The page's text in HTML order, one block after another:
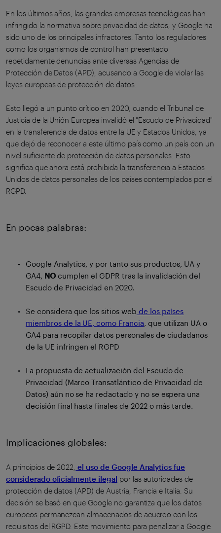
En los últimos años, las grandes empresas tecnológicas han
infringido la normativa sobre privacidad de datos, y Google ha
sido uno de los principales infractores. Tanto los reguladores
como los organismos de control han presentado
repetidamente denuncias ante diversas Agencias de
Protección de Datos (APD), acusando a Google de violar las
leyes europeas de protección de datos.
Esto llegó a un punto crítico en 2020, cuando el Tribunal de
Justicia de la Unión Europea invalidó el "Escudo de Privacidad"
en la transferencia de datos entre la UE y Estados Unidos, ya
que dejó de reconocer a este último país como un país con un
nivel suficiente de protección de datos personales. Esto
significa que ahora está prohibida la transferencia a Estados
Unidos de datos personales de los países contemplados por el
RGPD.
En pocas palabras:
Google Analytics, y por tanto sus productos, UA y
GA4, NO cumplen el GDPR tras la invalidación del
Escudo de Privacidad en 2020.
Se considera que los sitios web de los países
miembros de la UE, como Francia, que utilizan UA o
GA4 para recopilar datos personales de ciudadanos
de la UE infringen el RGPD
La propuesta de actualización del Escudo de
Privacidad (Marco Transatlántico de Privacidad de
Datos) aún no se ha redactado y no se espera una
decisión final hasta finales de 2022 o más tarde.
Implicaciones globales:
A principios de 2022, el uso de Google Analytics fue
considerado oficialmente ilegal por las autoridades de
protección de datos (APD) de Austria, Francia e Italia. Su
decisión se basó en que Google no garantiza que los datos
europeos permanezcan almacenados de acuerdo con los
requisitos del RGPD. Este movimiento para penalizar a Google